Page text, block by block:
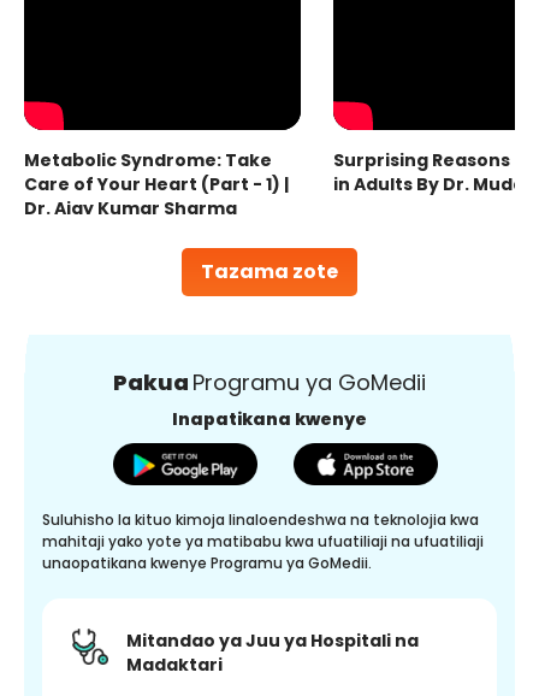
Tazama zote
Metabolic Syndrome: Take
Care of Your Heart (Part - 1) |
Dr. Ajay Kumar Sharma
Surprising Reasons
in Adults By Dr.
Pakua Programu ya GoMedii
Inapatikana kwenye
Suluhisho la kituo kimoja linaloendeshwa na teknolojia kwa
mahitaji yako yote ya matibabu kwa ufuatiliaji na ufuatiliaji
unaopatikana kwenye Programu ya GoMedii.
Mitandao ya Juu ya Hospitali na
Madaktari